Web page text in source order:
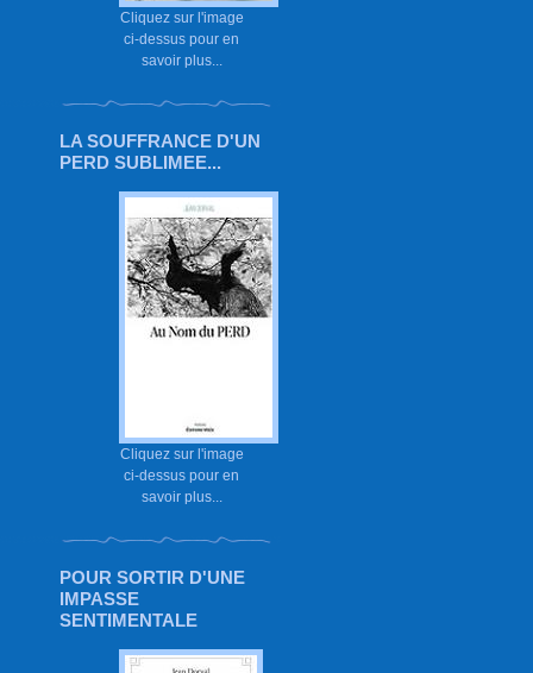
Cliquez sur l'image
ci-dessus pour en
savoir plus...
LA SOUFFRANCE D'UN
PERD SUBLIMEE...
Cliquez sur l'image
ci-dessus pour en
savoir plus...
POUR SORTIR D'UNE
IMPASSE
SENTIMENTALE